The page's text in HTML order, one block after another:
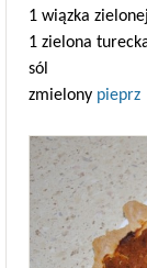
1 wiązka zielonej
1 zielona
sól
zmielony pieprz